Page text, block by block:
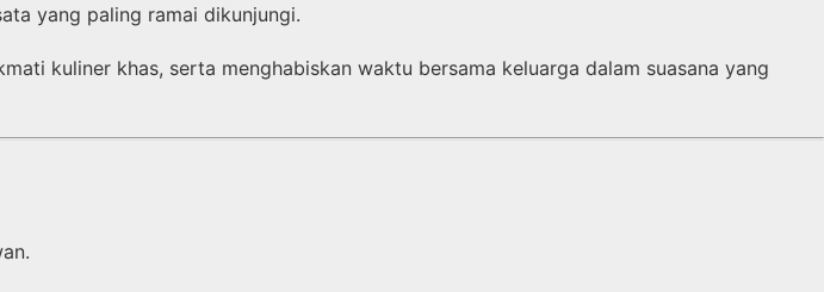
yang paling ramai dikunjungi.
kuliner khas, serta menghabiskan waktu bersama keluarga dalam suasana yang